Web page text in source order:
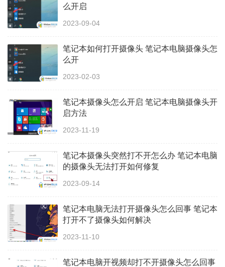
么开启
2023-09-04
笔记本如何打开摄像头 笔记本电脑摄像头怎
么开
2023-02-03
笔记本摄像头怎么开启 笔记本电脑摄像头开
启方法
2023-11-19
笔记本摄像头突然打不开怎么办 笔记本电脑
的摄像头无法打开如何修复
2023-09-14
笔记本电脑无法打开摄像头怎么回事 笔记本
打开不了摄像头如何解决
2023-11-10
笔记本电脑开视频却打不开摄像头怎么回事